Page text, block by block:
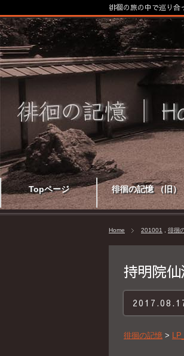
Topページ 徘徊の記憶 （旧）
徘徊の旅の中で巡り合
Home 201001 徘徊
持明院
徘徊の記憶 >